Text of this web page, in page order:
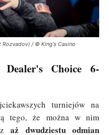
Rozvadov) / © King's Casino
Choice 6-
turniejów na
tego, że można w nim
aż dwudziestu odmian